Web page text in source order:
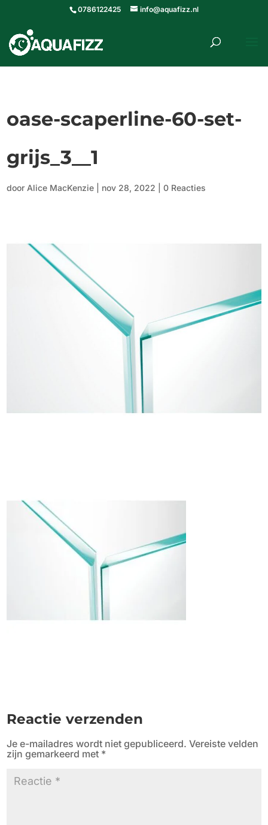
0786122425 info@aquafizz.nl
oase-scaperline-60-set-
grijs_3__1
door Alice MacKenzie nov 28, 2022 |0 Reacties
Reactie verzenden
Je e-mailadres wordt niet gepubliceerd. Vereiste velden
zijn gemarkeerd met *